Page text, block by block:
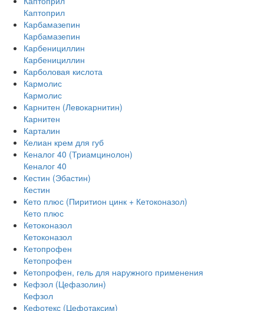
Каптоприл
Карбамазепин
Карбамазепин
Карбенициллин
Карбенициллин
Карболовая кислота
Кармолис
Кармолис
Карнитен (Левокарнитин)
Карнитен
Карталин
Келиан крем для губ
Кеналог 40 (Триамцинолон)
Кеналог 40
Кестин (Эбастин)
Кестин
Кето плюс (Пиритион цинк + Кетоконазол)
Кето плюс
Кетоконазол
Кетоконазол
Кетопрофен
Кетопрофен
Кетопрофен, гель для наружного применения
Кефзол (Цефазолин)
Кефзол
Кефотекс (Цефотаксим)